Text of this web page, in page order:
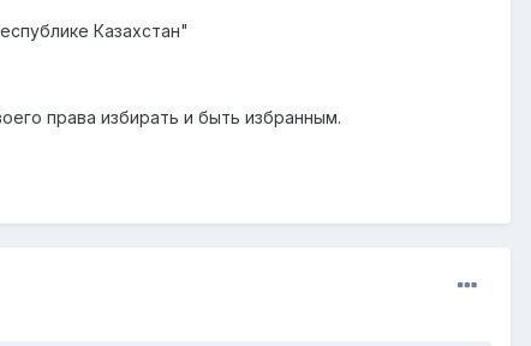
Казахстан"
права избирать и быть избранным.